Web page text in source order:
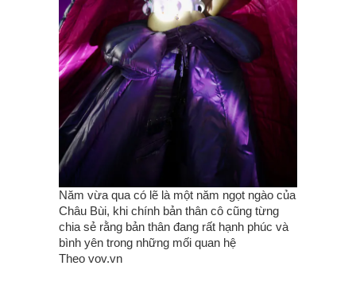
Năm vừ‌a qua có lẽ là một năm ngọt ngào của
Châu Bùi, khi chính bản thân cô cũng từng
chia sẻ rằng bản thân đang rất hạnh phúc và
bình yên trong những mối quan hệ
Theo vov.vn